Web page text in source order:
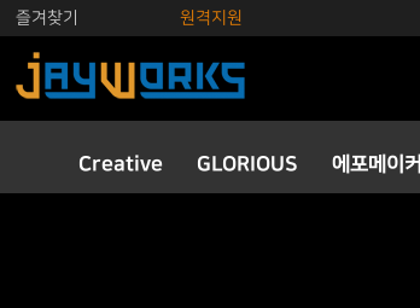
즐겨찾기 원격지원
Creative GLORIOUS 에포메이커